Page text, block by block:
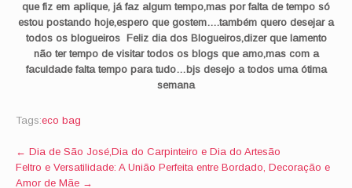
que fiz em aplique, já faz algum tempo,mas por falta de tempo só
estou postando hoje,espero que gostem….também quero desejar a
todos os blogueiros Feliz dia dos Blogueiros,dizer que lamento
não ter tempo de visitar todos os blogs que amo,mas com a
faculdade falta tempo para tudo…bjs desejo a todos uma ótima
semana
Tags:eco bag
Post
navigation
← Dia de São José,Dia do Carpinteiro e Dia do Artesão
Feltro e Versatilidade: A União Perfeita entre Bordado, Decoração e
Amor de Mãe →